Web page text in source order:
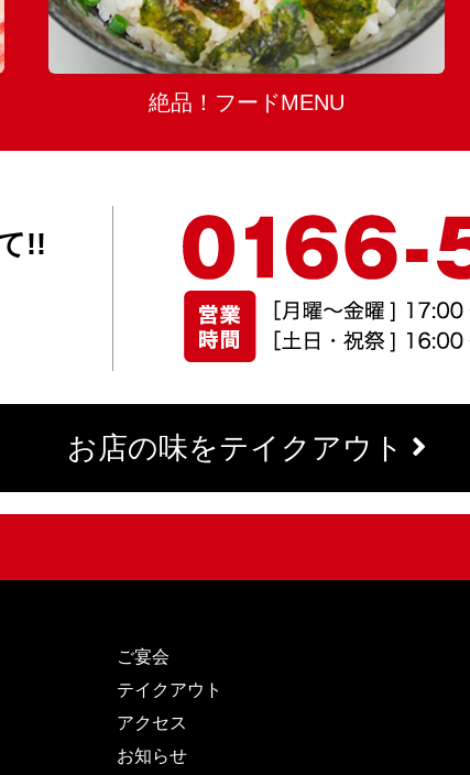
絶品！フードMENU
!!
お店の味をテイクアウト
ご宴会
テイクアウト
アクセス
お知らせ